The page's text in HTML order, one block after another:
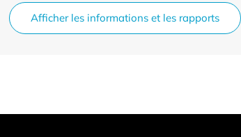
Afficher les informations et les rapports